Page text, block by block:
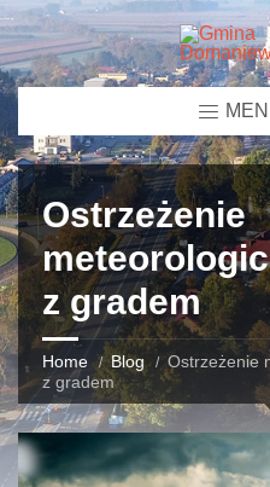
Ostrzeżenie
z gradem
Home Blog
Ostrzeżenie
z gradem